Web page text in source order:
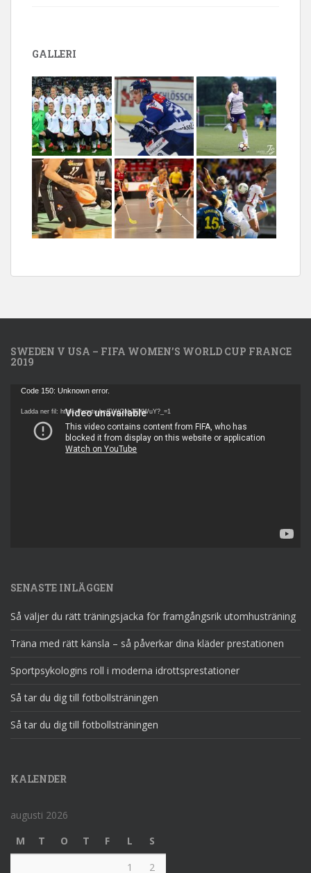
GALLERI
SWEDEN V USA – FIFA WOMEN’S WORLD CUP FRANCE
2019
Videospelare
Code 150: Unknown error.
Ladda ner fil: https://youtu.be/DWQab2EXWuY?_=1
SENASTE INLÄGGEN
Så väljer du rätt träningsjacka för framgångsrik utomhusträning
Träna med rätt känsla – så påverkar dina kläder prestationen
Sportpsykologins roll i moderna idrottsprestationer
Så tar du dig till fotbollsträningen
Så tar du dig till fotbollsträningen
KALENDER
augusti 2026
M
T O T F L
S
1
2